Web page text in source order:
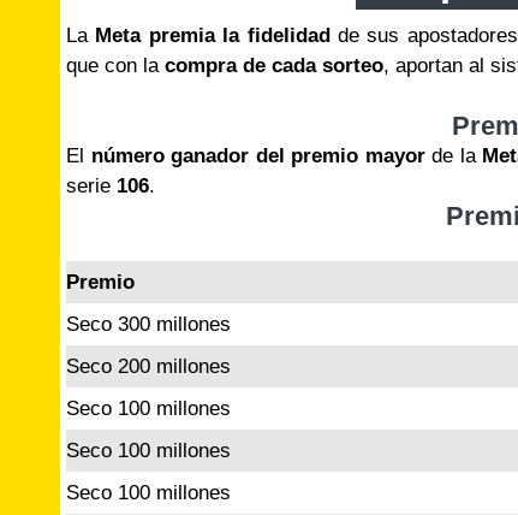
La Meta premia la fidelidadde sus
que con la compra de cada sorteo, aportan al
El número ganador del premio mayorde la
serie 106.
Premio
Seco 300 millones
Seco 200 millones
Seco 100 millones
Seco 100 millones
Seco 100 millones